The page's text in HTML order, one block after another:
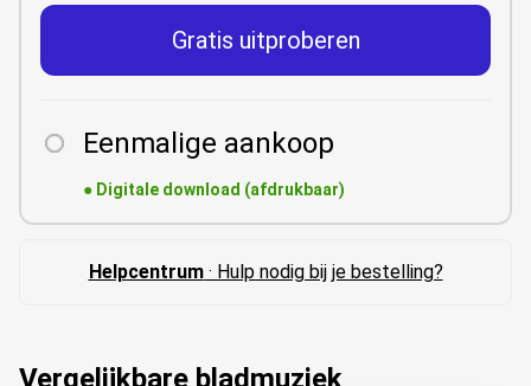
Gratis uitproberen
Eenmalige aankoop
● Digitale download (afdrukbaar)
Helpcentrum· Hulp nodig bij je bestelling?
Vergelijkbare bladmuziek